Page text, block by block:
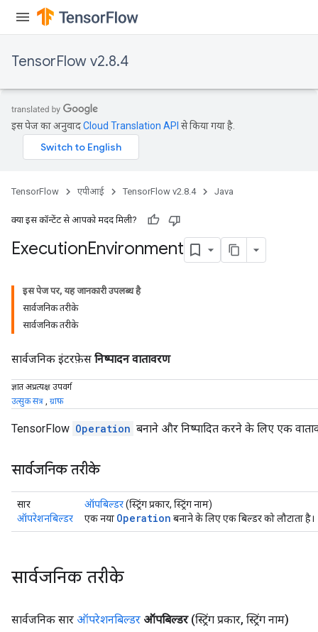
TensorFlow v2.8.4
इस पेज का अनुवादCloud Translation API से किया गया है.
TensorFlow एपीआई TensorFlow v2.8.4 Java
क्या इस कॉन्टेंट से आपको मदद मिली?
ExecutionEnvironment
इस पेज पर, यह जानकारी उपलब्ध है
सार्वजनिक तरीके
सार्वजनिक तरीके
सार्वजनिक इंटरफ़ेस निष्पादन वातावरण
ज्ञात अप्रत्यक्ष उपवर्ग
उत्सुक सत्र , ग्राफ़
TensorFlow Operation बनाने और निष्पादित करने के लिए एक
सार्वजनिक तरीके
सार
ऑपरेशनबिल्डर
ऑपबिल्डर(स्ट्रिंग प्रकार, स्ट्रिंग नाम)
एक नया Operation बनाने के लिए एक बिल्डर को लौटाता है।
सार्वजनिक तरीके
सार्वजनिक सार ऑपरेशनबिल्डर ऑपबिल्डर (स्ट्रिंग प्रकार, स्ट्रिंग नाम)